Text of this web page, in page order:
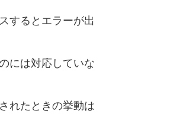
するとエラーが出
には対応していな
れたときの挙動は